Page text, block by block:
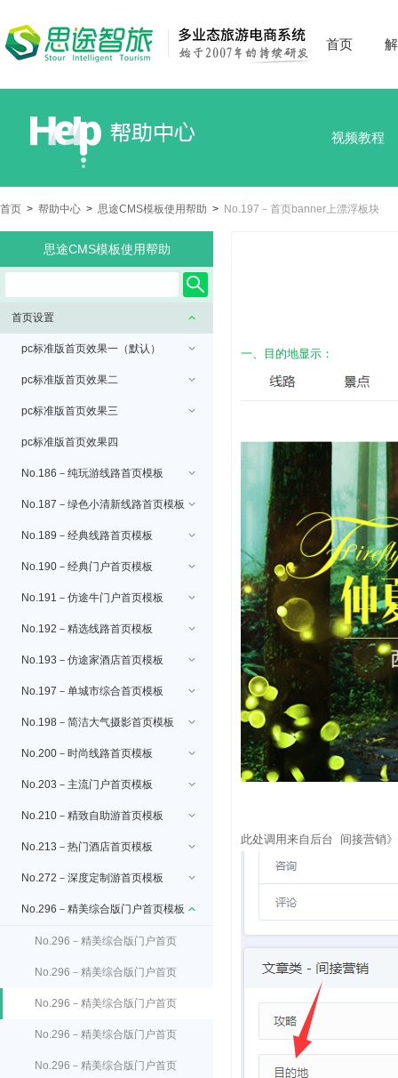
首页
视频教程
首页 > 帮助中心 > 思途CMS模板使用帮助 > No.197－首页banner上漂浮板块
思途CMS模板使用帮助
首页设置
pc标准版首页效果一（默认）
pc标准版首页效果二
pc标准版首页效果三
pc标准版首页效果四
No.186－纯玩游线路首页模板
No.187－绿色小清新线路首页模板
No.189－经典线路首页模板
No.190－经典门户首页模板
No.191－仿途牛门户首页模板
No.192－精选线路首页模板
No.193－仿途家酒店首页模板
No.197－单城市综合首页模板
No.198－简洁大气摄影首页模板
No.200－时尚线路首页模板
No.203－主流门户首页模板
No.210－精致自助游首页模板
No.213－热门酒店首页模板
No.272－深度定制游首页模板
No.296－精美综合版门户首页模板
No.296－精美综合版门户首页
顶部广告
No.296－精美综合版门户首页
logo设置
No.296－精美综合版门户首页
搜索设置
No.296－精美综合版门户首页
客服电话设置
No.296－精美综合版门户首页
一、目的地显示：
此处调用来自后台 间接营销